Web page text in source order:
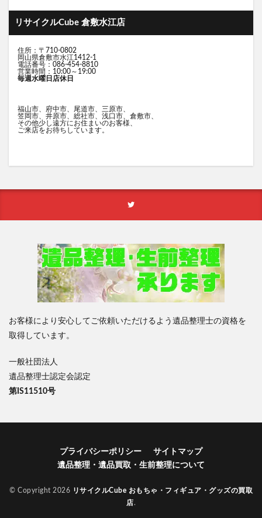
リサイクルCube 倉敷水江店
住所：〒710-0802
岡山県倉敷市水江1412-1
電話番号：086-454-8810
営業時間：10:00～19:00
毎週水曜日店休日
福山市、府中市、尾道市、三原市、
笠岡市、井原市、総社市、浅口市、倉敷市、
その他少し遠方にお住まいのお客様、
ご来店をお待ちしています。
お客様により安心してご依頼いただけるよう遺品整理士の資格を
取得しています。
一般社団法人
遺品整理士認定会認定
第IS11510号
プライバシーポリシー
サイトマップ
遺品整理・遺品買取・生前整理について
© Copyright 2026 リサイクルCube おもちゃ・フィギュア・グッズの買取
店.